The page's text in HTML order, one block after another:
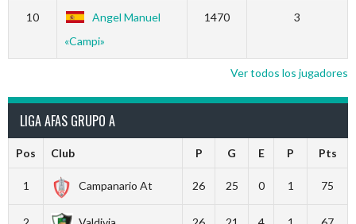
10
Angel Manuel
«Campi»
1470 3
Ver todos los jugadores
LIGA AFAS GRUPO A
Pos Club P G E P Pts
1 Campanario At 26 25 0 1 75